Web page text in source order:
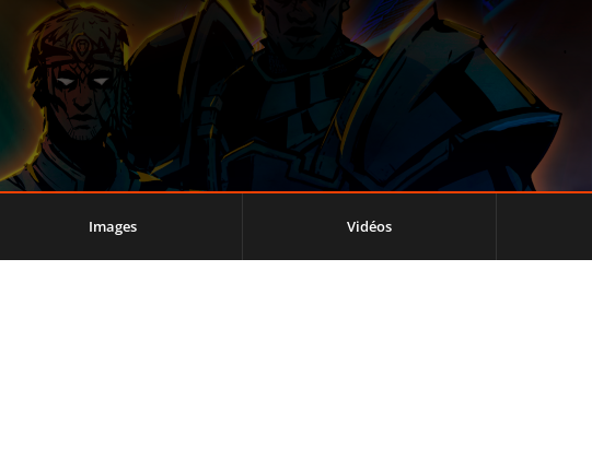
Images Vidéos